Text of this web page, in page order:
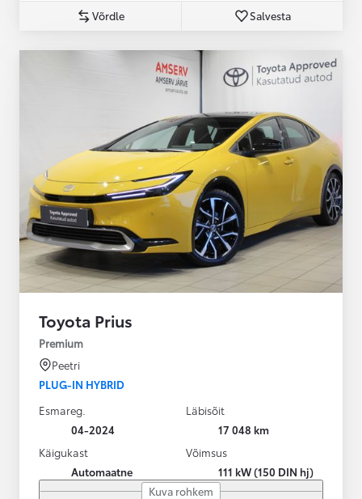
Võrdle Salvesta
Toyota Prius
Premium
Peetri
PLUG-IN HYBRID
Esmareg.
04-2024
Läbisõit
17 048 km
Käigukast
Automaatne
Võimsus
111 kW (150 DIN hj)
Kuva rohkem